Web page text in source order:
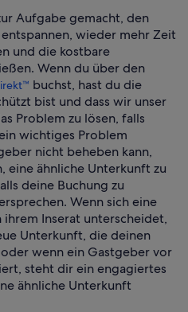
Aufgabe gemacht, den
wieder mehr Zeit
und die kostbare
Wenn du über den
buchst, hast du die
bist und dass wir unser
Problem zu lösen, falls
wichtiges Problem
nicht beheben kann,
eine ähnliche Unterkunft zu
deine Buchung zu
Wenn sich eine
Inserat unterscheidet,
Unterkunft, die deinen
wenn ein Gastgeber vor
steht dir ein engagiertes
ähnliche Unterkunft